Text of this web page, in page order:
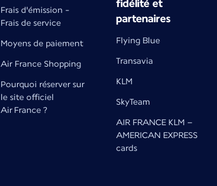
Frais d'émission -
Frais de service
Moyens de paiement
Air France Shopping
Pourquoi réserver sur
le site officiel
Air France ?
fidélité et
partenaires
Flying Blue
Transavia
KLM
SkyTeam
AIR FRANCE KLM –
AMERICAN EXPRESS
cards